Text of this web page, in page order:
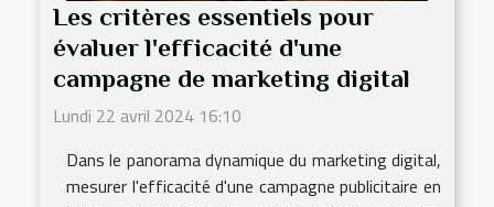
Les critères essentiels pour
évaluer l'efficacité d'une
campagne de marketing digital
Lundi 22 avril 2024 16:10
Dans le panorama dynamique du marketing digital,
mesurer l'efficacité d'une campagne publicitaire en